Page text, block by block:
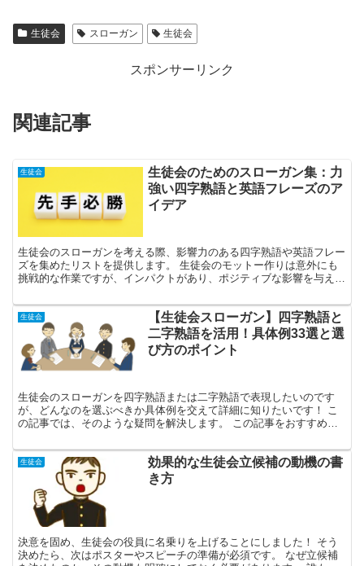
生徒会 スローガン 生徒会
スポンサーリンク
関連記事
生徒会
生徒会のためのスローガン集：力
強い四字熟語と英語フレーズのア
イデア
生徒会のスローガンを考える際、影響力のある四字熟語や英語フレー
ズを集めたリストを提供します。 生徒会のモットー作りは意外にも
挑戦的な作業ですが、インパクトがあり、ポジティブな影響を与える
生徒会
【生徒会スローガン】四字熟語と
二字熟語を活用！具体例33選と選
び方のポイント
生徒会のスローガンを四字熟語または二字熟語で表現したいのです
が、どんなのを選ぶべきか具体例を交えて詳細に知りたいです！ こ
の記事では、そのような疑問を解決します。 この記事をおすすめす
生徒会
効果的な生徒会立候補の動機の書
き方
決意を固め、生徒会の役員に名乗りを上げることにしました！ そう
決めたら、次はポスターやスピーチの準備が必須です。 なぜ立候補